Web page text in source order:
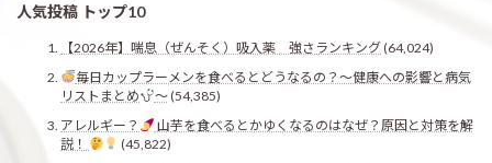
人気投稿 トップ10
【2026年】喘息（ぜんそく）吸入薬 強さランキング(64,024)
毎日カップラーメンを食べるとどうなるの？〜健康への影響と病気
リストまとめ
〜(54,385)
アレルギー？
山芋を食べるとかゆくなるのはなぜ？原因と対策を解
説！
(45,822)